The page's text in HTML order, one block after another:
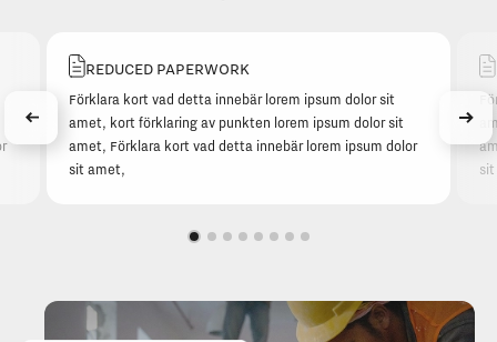
Använd alltid lägsta möjliga gripkraft och matarkraft när du
hanterar vibrerande maskiner.
REDUCED PAPERWORK
Förklara kort vad detta innebär lorem ipsum dolor sit
amet, kort förklaring av punkten lorem ipsum dolor sit
amet, Förklara kort vad detta innebär lorem ipsum dolor
sit amet,